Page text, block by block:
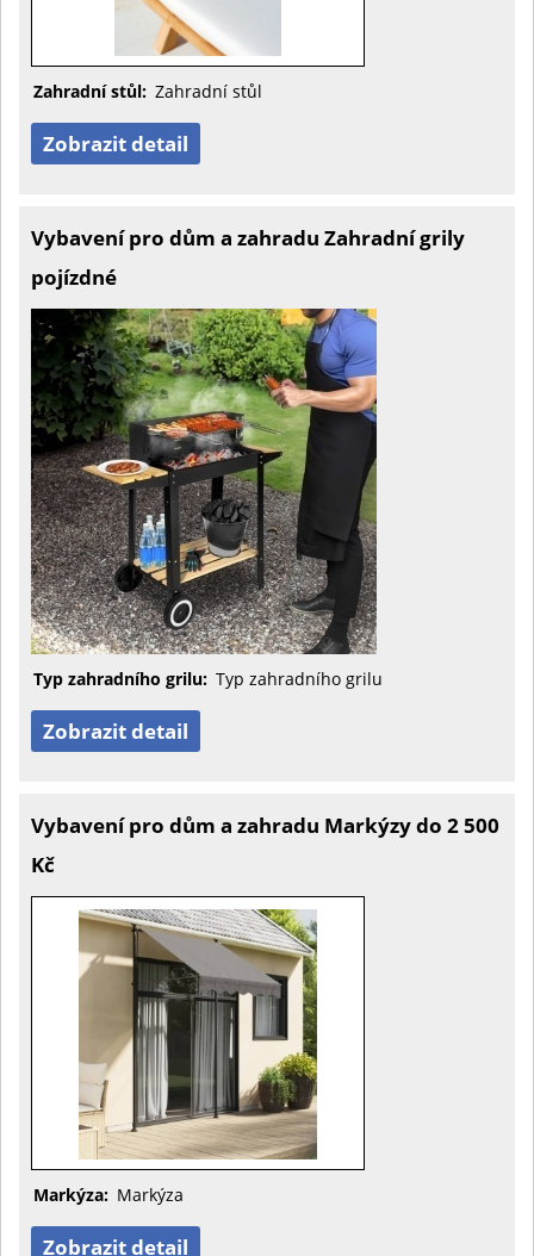
Zahradní stůl: Zahradní stůl
Zobrazit detail
Vybavení pro dům a zahradu Zahradní grily
pojízdné
Typ zahradního grilu: Typ zahradního grilu
Zobrazit detail
Vybavení pro dům a zahradu Markýzy do 2 500
Kč
Markýza: Markýza
Zobrazit detail